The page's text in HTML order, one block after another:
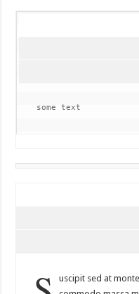
some text
uscipit sed at